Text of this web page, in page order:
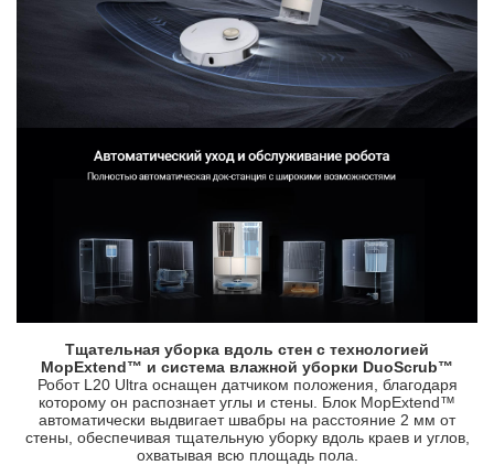
Тщательная уборка вдоль стен с технологией
MopExtend™ и система влажной уборки DuoScrub™
Робот L20 Ultra оснащен датчиком положения, благодаря
которому он распознает углы и стены. Блок MopExtend™
автоматически выдвигает швабры на расстояние 2 мм от
стены, обеспечивая тщательную уборку вдоль краев и углов,
охватывая всю площадь пола.